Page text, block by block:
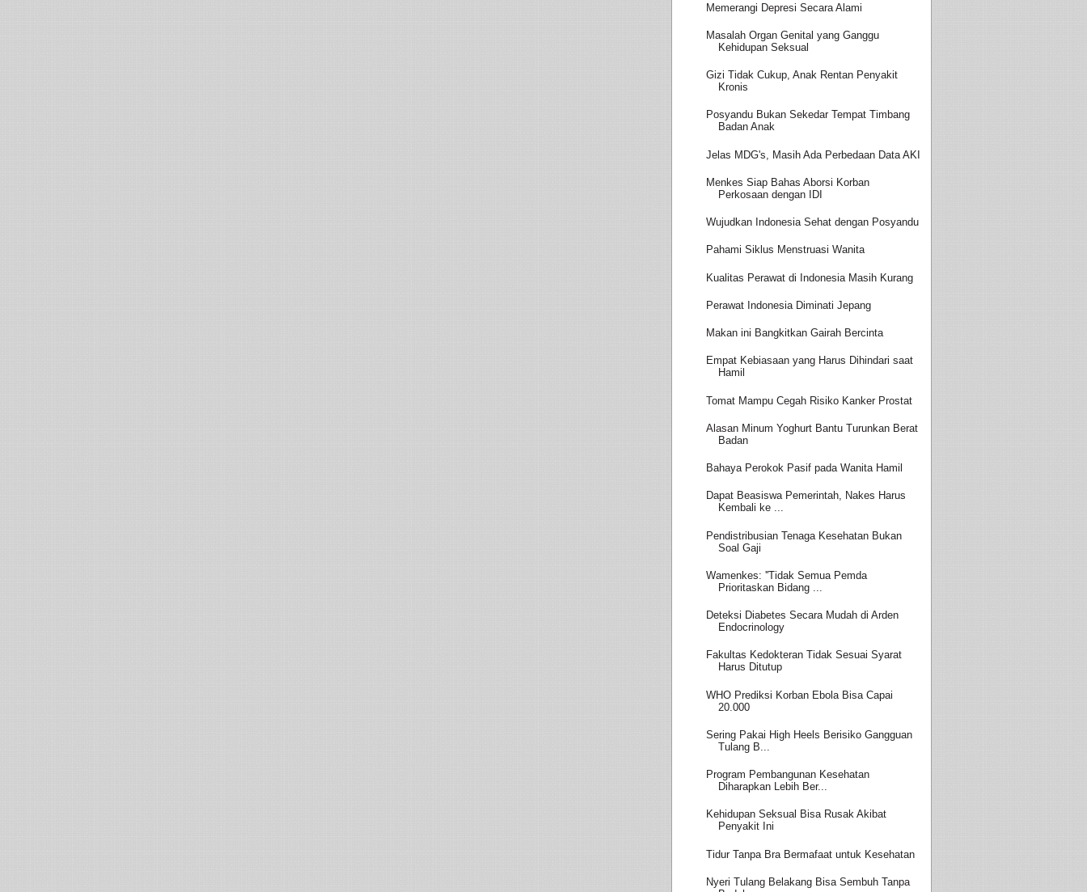
Memerangi Depresi Secara Alami
Masalah Organ Genital yang Ganggu
Kehidupan Seksual
Gizi Tidak Cukup, Anak Rentan Penyakit
Kronis
Posyandu Bukan Sekedar Tempat Timbang
Badan Anak
Jelas MDG's, Masih Ada Perbedaan Data AKI
Menkes Siap Bahas Aborsi Korban
Perkosaan dengan IDI
Wujudkan Indonesia Sehat dengan Posyandu
Pahami Siklus Menstruasi Wanita
Kualitas Perawat di Indonesia Masih Kurang
Perawat Indonesia Diminati Jepang
Makan ini Bangkitkan Gairah Bercinta
Empat Kebiasaan yang Harus Dihindari saat
Hamil
Tomat Mampu Cegah Risiko Kanker Prostat
Alasan Minum Yoghurt Bantu Turunkan Berat
Badan
Bahaya Perokok Pasif pada Wanita Hamil
Dapat Beasiswa Pemerintah, Nakes Harus
Kembali ke ...
Pendistribusian Tenaga Kesehatan Bukan
Soal Gaji
Wamenkes: ''Tidak Semua Pemda
Prioritaskan Bidang ...
Deteksi Diabetes Secara Mudah di Arden
Endocrinology
Fakultas Kedokteran Tidak Sesuai Syarat
Harus Ditutup
WHO Prediksi Korban Ebola Bisa Capai
20.000
Sering Pakai High Heels Berisiko Gangguan
Tulang B...
Program Pembangunan Kesehatan
Diharapkan Lebih Ber...
Kehidupan Seksual Bisa Rusak Akibat
Penyakit Ini
Tidur Tanpa Bra Bermafaat untuk Kesehatan
Nyeri Tulang Belakang Bisa Sembuh Tanpa